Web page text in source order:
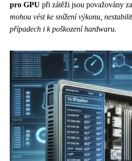
pro GPU při zátěži jsou považovány
mohou vést ke snížení výkonu,
případech i k poškození hardwaru.